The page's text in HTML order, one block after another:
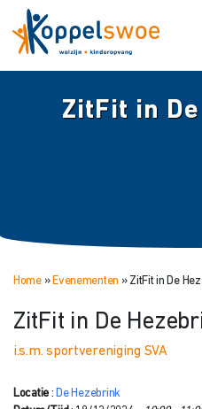
ZitFit in
Home» Evenementen » ZitFit in De
ZitFit in De
i.s.m. sportvereniging SVA
Locatie : De Hezebrink